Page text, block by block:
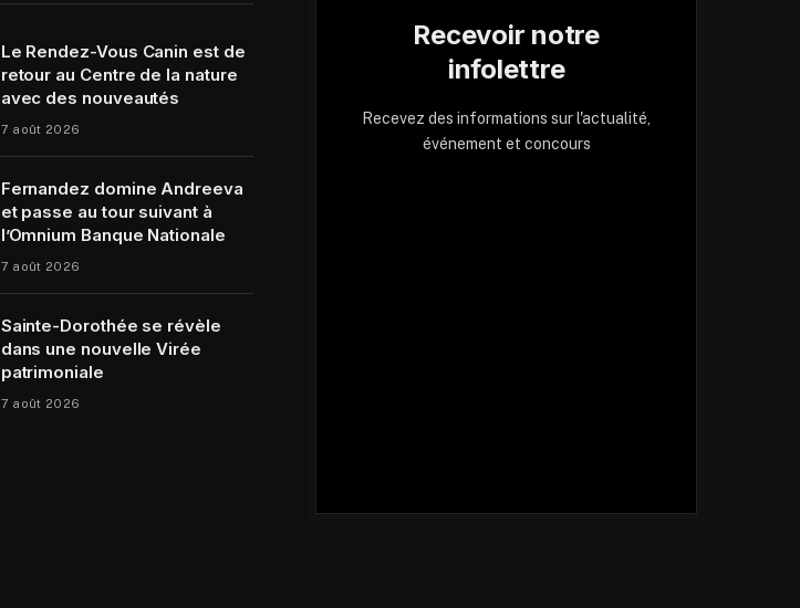
Le Rendez-Vous Canin est de
retour au Centre de la nature
avec des nouveautés
7 août 2026
Fernandez domine Andreeva
et passe au tour suivant à
l’Omnium Banque Nationale
7 août 2026
Sainte-Dorothée se révèle
dans une nouvelle Virée
patrimoniale
7 août 2026
Recevoir notre
infolettre
Recevez des informations sur l'actualité,
événement et concours